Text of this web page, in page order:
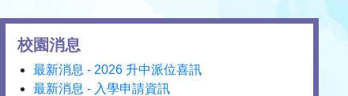
校園消息
最新消息 - 2026 升中派位喜訊
最新消息 - 入學申請資訊